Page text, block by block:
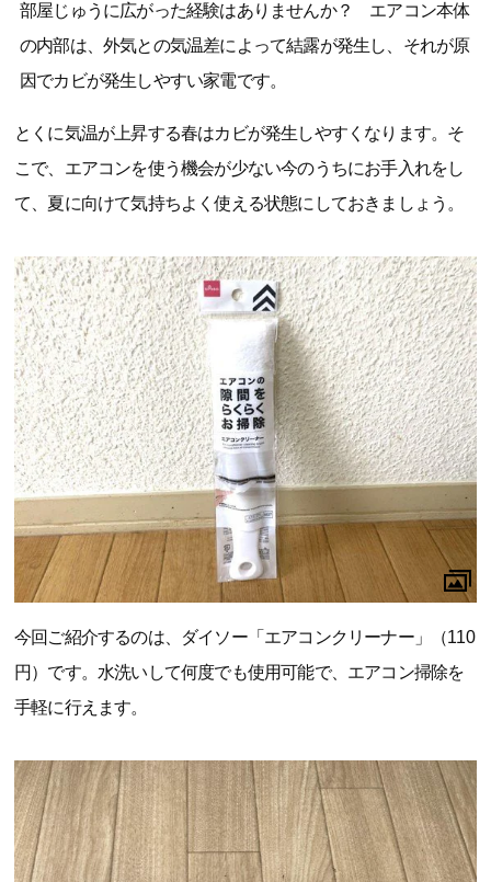
部屋じゅうに広がった経験はありませんか？ エアコン本体
の内部は、外気との気温差によって結露が発生し、それが原
因でカビが発生しやすい家電です。
とくに気温が上昇する春はカビが発生しやすくなります。そ
こで、エアコンを使う機会が少ない今のうちにお手入れをし
て、夏に向けて気持ちよく使える状態にしておきましょう。
今回ご紹介するのは、ダイソー「エアコンクリーナー」（110
円）です。水洗いして何度でも使用可能で、エアコン掃除を
手軽に行えます。